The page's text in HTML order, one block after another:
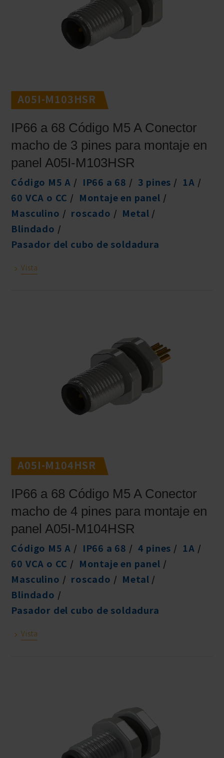
A05I-M103HSR
IP66 a 68 Código M5 A Conector
macho de 3 pines para montaje en
panel A05I-M103HSR
Código M5 A IP66 a 68 3 pines
1A
60 VCA o CC
Montaje en panel
Masculino
roscado
Metal
Blindado
Pasador del cubo de soldadura
Vista
A05I-M104HSR
IP66 a 68 Código M5 A Conector
macho de 4 pines para montaje en
panel A05I-M104HSR
Código M5 A IP66 a 68 4 pines
1A
60 VCA o CC
Montaje en panel
Masculino
roscado
Metal
Blindado
Pasador del cubo de soldadura
Vista